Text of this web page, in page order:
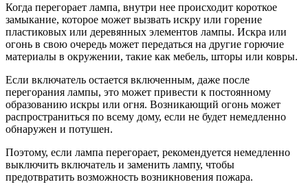
Когда перегорает лампа, внутри нее происходит короткое
замыкание, которое может вызвать искру или горение
пластиковых или деревянных элементов лампы. Искра или
огонь в свою очередь может передаться на другие горючие
материалы в окружении, такие как мебель, шторы или ковры.
Если включатель остается включенным, даже после
перегорания лампы, это может привести к постоянному
образованию искры или огня. Возникающий огонь может
распространиться по всему дому, если не будет немедленно
обнаружен и потушен.
Поэтому, если лампа перегорает, рекомендуется немедленно
выключить включатель и заменить лампу, чтобы
предотвратить возможность возникновения пожара.